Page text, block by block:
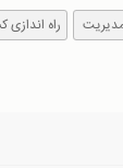
راه